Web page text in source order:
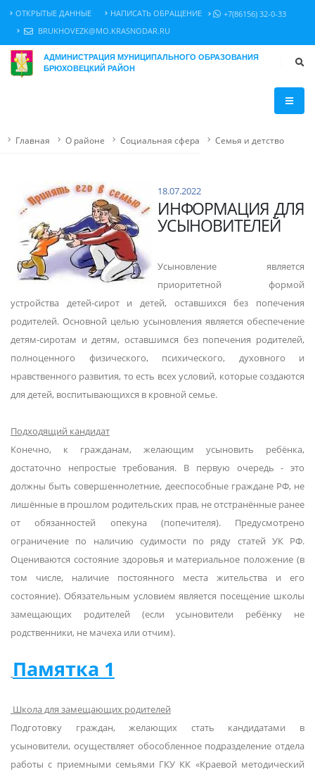
ОТКРЫТЫЕ ДАННЫЕ НАПИСАТЬ ОБРАЩЕНИЕ
+7(86156) 32-0-33
BRUKHOVEZK@MO.KRASNODAR.RU
АДМИНИСТРАЦИЯ МУНИЦИПАЛЬНОГО ОБРАЗОВАНИЯ
БРЮХОВЕЦКИЙ РАЙОН
Главная О районе Социальная сфера Семья и детство
18.07.2022
ИНФОРМАЦИЯ ДЛЯ
УСЫНОВИТЕЛЕЙ
Усыновление является
приоритетной формой
устройства детей-сирот и детей, оставшихся без попечения
родителей. Основной целью усыновления является обеспечение
детям-сиротам и детям, оставшимся без попечения родителей,
полноценного физического, психического, духовного и
нравственного развития, то есть всех условий, которые создаются
для детей, воспитывающихся в кровной семье.
Подходящий кандидат
Конечно, к гражданам, желающим усыновить ребёнка,
достаточно непростые требования. В первую очередь - это
должны быть совершеннолетние, дееспособные граждане РФ, не
лишённые в прошлом родительских прав, не отстранённые ранее
от обязанностей опекуна (попечителя). Предусмотрено
ограничение по наличию судимости по ряду статей УК РФ.
Оцениваются состояние здоровья и материальное положение (в
том числе, наличие постоянного места жительства и его
состояние). Обязательным условием является посещение школы
замещающих родителей (если усыновители ребёнку не
родственники, не мачеха или отчим).
Памятка 1
Школа для замещающих родителей
Подготовку граждан, желающих стать кандидатами в
усыновители, осуществляет обособленное подразделение отдела
работы с приемными семьями ГКУ КК «Краевой методический